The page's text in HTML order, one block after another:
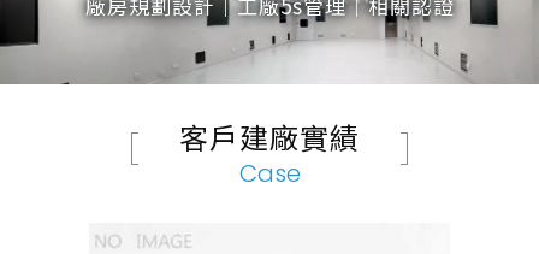
客戶建廠實績
Case